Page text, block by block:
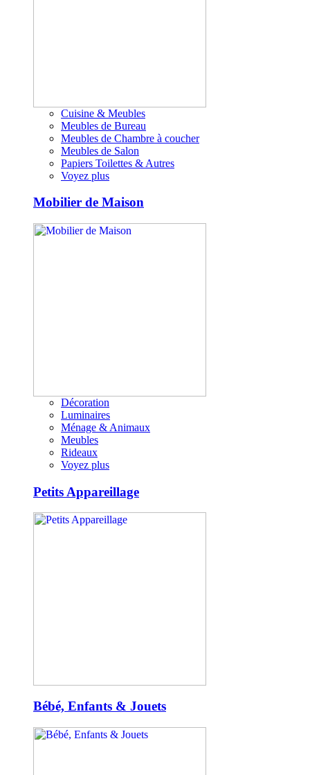
Cuisine & Meubles
Meubles de Bureau
Meubles de Chambre à coucher
Meubles de Salon
Papiers Toilettes & Autres
Voyez plus
Mobilier de Maison
Décoration
Luminaires
Ménage & Animaux
Meubles
Rideaux
Voyez plus
Petits Appareillage
Bébé, Enfants & Jouets